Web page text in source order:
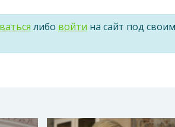
либо войти на сайт под своим